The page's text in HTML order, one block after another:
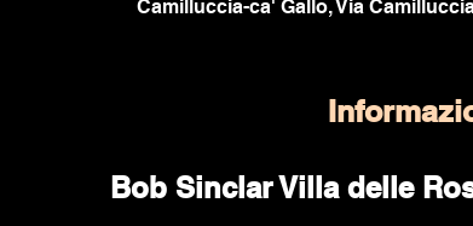
Camilluccia-ca' Gallo, Via
Bob Sinclar Villa delle